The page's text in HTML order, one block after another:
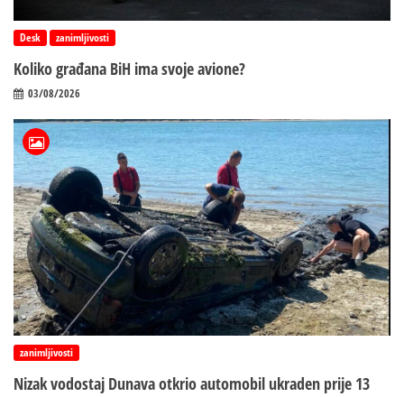
Desk zanimljivosti
Koliko građana BiH ima svoje avione?
03/08/2026
zanimljivosti
Nizak vodostaj Dunava otkrio automobil ukraden prije 13